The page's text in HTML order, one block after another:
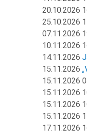
20.10.2026
25.10.2026
07.11.2026
10.11.2026
14.11.2026
15.11.2026
15.11.2026
15.11.2026
15.11.2026
15.11.2026
17.11.2026